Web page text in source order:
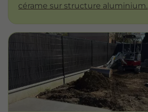
cérame sur structure aluminium.